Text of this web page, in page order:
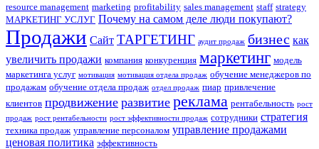
resource management marketing profitability sales management staff strategy
МАРКЕТИНГ УСЛУГ Почему на самом деле люди покупают?
Продажи Сайт ТАРГЕТИНГ аудит продаж бизнес как
увеличить продажи компания конкуренция маркетинг модель
маркетинга услуг мотивация мотивация отдела продаж обучение менеджеров по
продажам обучение отдела продаж отдел продаж пиар привлечение
клиентов продвижение развитие реклама рентабельность рост
продаж рост рентабельности рост эффективности продаж сотрудники стратегия
техника продаж управление персоналом управление продажами
ценовая политика эффективность